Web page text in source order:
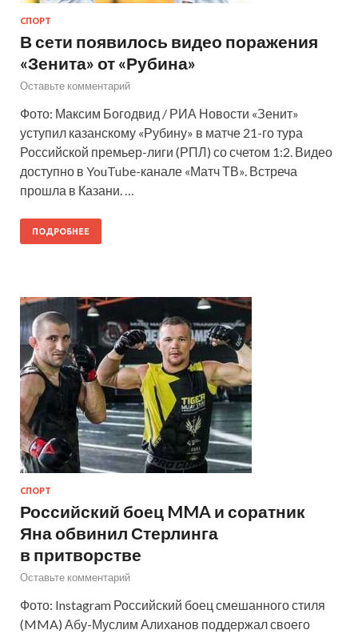
СПОРТ
В сети появилось видео поражения
«Зенита» от «Рубина»
Оставьте комментарий
Фото: Максим Богодвид / РИА Новости «Зенит»
уступил казанскому «Рубину» в матче 21-го тура
Российской премьер-лиги (РПЛ) со счетом 1:2. Видео
доступно в YouTube-канале «Матч ТВ». Встреча
прошла в Казани. …
ПОДРОБНЕЕ
СПОРТ
Российский боец MMA и соратник
Яна обвинил Стерлинга
в притворстве
Оставьте комментарий
Фото: Instagram Российский боец смешанного стиля
(MMA) Абу-Муслим Алиханов поддержал своего